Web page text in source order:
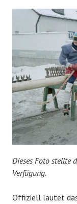
Dieses Foto stellte
Verfügung.
Offiziell lautet